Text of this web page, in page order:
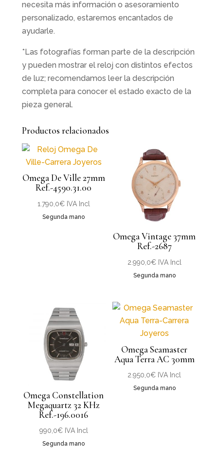
necesita más información o asesoramiento
personalizado, estaremos encantados de
ayudarle.
*Las fotografías forman parte de la descripción
y pueden mostrar el reloj con distintos efectos
de luz; recomendamos leer la descripción
completa para conocer el estado exacto de la
pieza general.
Productos relacionados
Omega De Ville 27mm
Ref.-4590.31.00
1.790,0€ IVA Incl
Segunda mano
Omega Vintage 37mm
Ref.-2687
2.990,0€ IVA Incl
Segunda mano
Omega Constellation
Megaquartz 32 KHz
Ref.-196.0016
990,0€ IVA Incl
Segunda mano
Omega Seamaster
Aqua Terra AC 30mm
2.950,0€ IVA Incl
Segunda mano